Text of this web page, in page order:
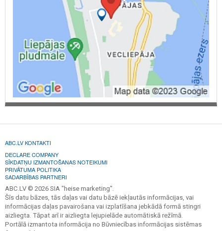
ABC.LV KONTAKTI
DECLARE COMPANY
SĪKDATŅU IZMANTOŠANAS NOTEIKUMI
PRIVĀTUMA POLITIKA
SADARBĪBAS PARTNERI
ABC.LV © 2026 SIA "heise marketing".
Šīs datu bāzes, tās daļas vai datu bāzē iekļautās informācijas, vai
informācijas daļas pavairošana vai izplatīšana jebkādā formā stingri
aizliegta. Tāpat arī ir aizliegta lejupielāde automātiskā režīmā.
Portālā izmantota informācija no Būvniecības informācijas sistēmas